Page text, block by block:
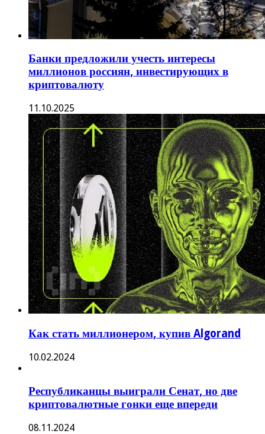
Банки предложили учесть интересы
миллионов россиян, инвестирующих в
криптовалюту
11.10.2025
Как стать миллионером, купив Algorand
10.02.2024
Республиканцы выиграли Сенат, но две
криптовалютные гонки еще впереди
08.11.2024